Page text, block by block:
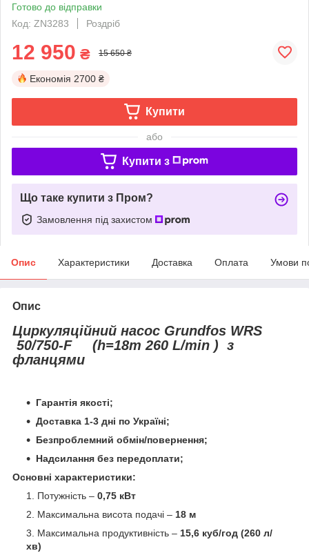
Готово до відправки
Код: ZN3283
Роздріб
12 950 ₴ 15 650 ₴
Економія 2700 ₴
Купити
або
Купити з
Що таке купити з Пром?
Замовлення під захистом
Опис Характеристики Доставка Оплата Умови
Опис
Циркуляційний насос Grundfos WRS
50/750-F (h=18m 260 L/min ) з
фланцями
Гарантія якості;
Доставка 1-3 дні по Україні;
Безпроблемний обмін/повернення;
Надсилання без передоплати;
Основні характеристики:
Потужність – 0,75 кВт
Максимальна висота подачі – 18 м
Максимальна продуктивність – 15,6 куб/год (260 л/
хв)